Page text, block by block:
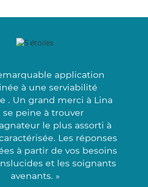
application
à une serviabilité
. Un grand merci à Lina
se peine à trouver
le plus assorti à
Les réponses
à partir de vos besoins
et les soignants
avenants. »